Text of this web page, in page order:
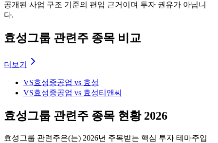
공개된 사업 구조 기준의 편입 근거이며 투자 권유가 아닙니
다.
효성그룹 관련주 종목 비교
더보기
VS효성중공업 vs 효성
VS효성중공업 vs 효성티앤씨
효성그룹 관련주 종목 현황 2026
효성그룹 관련주은(는) 2026년 주목받는 핵심 투자 테마주입